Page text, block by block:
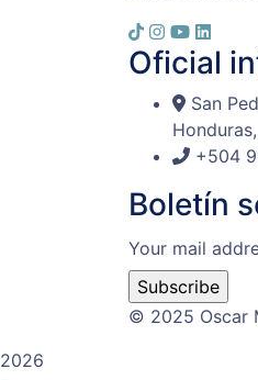
Oficial
San
+504
Boletín
Your mail
© 2025 Oscar
2026